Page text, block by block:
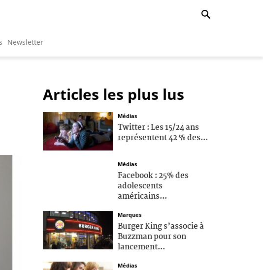
Newsletter
Articles les plus lus
Médias
Twitter : Les 15/24 ans
représentent 42 % des...
Médias
Facebook : 25% des
adolescents
américains...
Marques
Burger King s’associe à
Buzzman pour son
lancement...
Médias